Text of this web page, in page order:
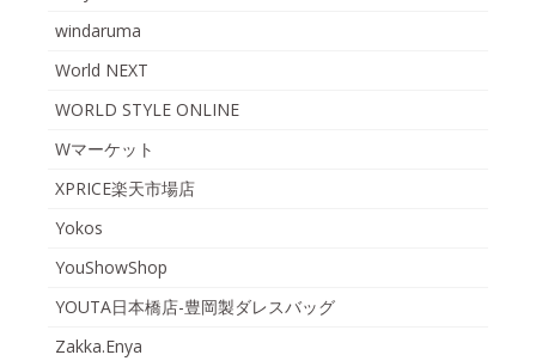
windaruma
World NEXT
WORLD STYLE ONLINE
Wマーケット
XPRICE楽天市場店
Yokos
YouShowShop
YOUTA日本橋店-豊岡製ダレスバッグ
Zakka.Enya